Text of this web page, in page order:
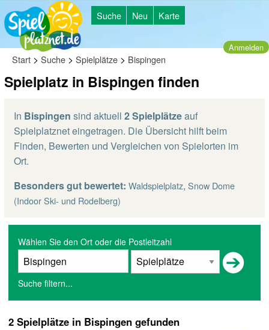
Suche Neu Karte
Anmelden
Start > Suche > Spielplätze > Bispingen
Spielplatz in Bispingen finden
In Bispingen sind aktuell 2 Spielplätzeauf
Spielplatznet eingetragen. Die Übersicht hilft beim
Finden, Bewerten und Vergleichen von Spielorten im
Ort.
Besonders gut bewertet: Waldspielplatz, Snow Dome
(Indoor Ski- und Rodelberg)
Wählen Sie den Ort oder die Postleitzahl
Suche filtern...
2 Spielplätze in Bispingen gefunden